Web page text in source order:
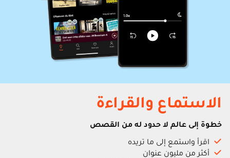
الاستماع والقراءة
خطوة إلى عالم لا حدود له من القصص
اقرأ واستمع إلى ما تريده
أكثر من مليون عنوان